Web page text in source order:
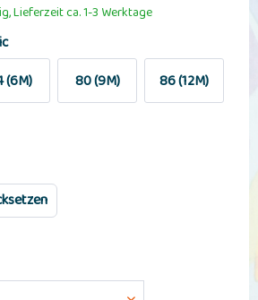
Lieferzeit ca. 1-3 Werktage
(6M) 80 (9M) 86 (12M)